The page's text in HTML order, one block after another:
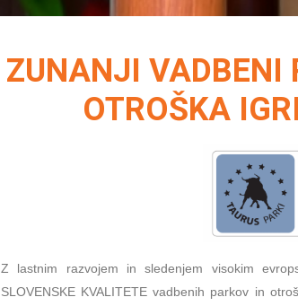
ZUNANJI VADBENI
OTROŠKA
Z lastnim razvojem in sledenjem visokim
SLOVENSKE KVALITETE vadbenih parkov in